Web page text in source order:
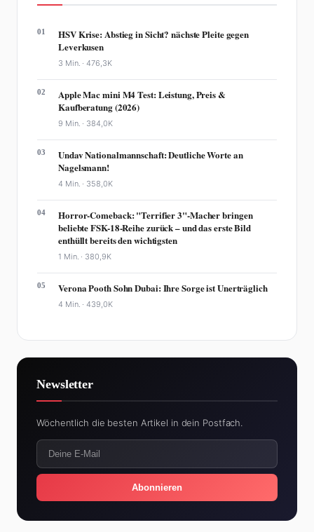
01
HSV Krise: Abstieg in Sicht? nächste Pleite gegen
Leverkusen
3 Min. ·476,3K
02
Apple Mac mini M4 Test: Leistung, Preis &
Kaufberatung (2026)
9 Min. · 384,0K
03
Undav Nationalmannschaft: Deutliche Worte an
Nagelsmann!
4 Min. · 358,0K
04
Horror-Comeback: "Terrifier 3"-Macher bringen
beliebte FSK-18-Reihe zurück – und das erste Bild
enthüllt bereits den wichtigsten
1 Min. · 380,9K
05 Verona Pooth Sohn Dubai: Ihre Sorge ist Unerträglich
4 Min. ·439,0K
Newsletter
Wöchentlich die besten Artikel in dein Postfach.
Abonnieren